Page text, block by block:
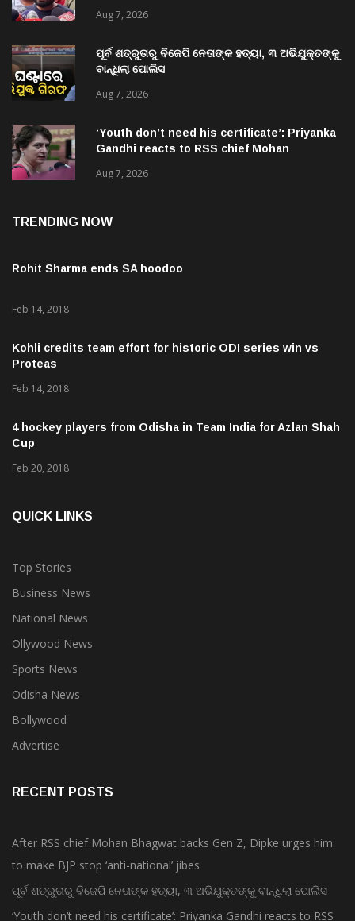
Aug 7, 2026
ପୂର୍ବ ଶତ୍ରୁତାରୁ ବିଜେପି ନେତାଙ୍କ ହତ୍ୟା, ୩ ଅଭିଯୁକ୍ତଙ୍କୁ
ବାନ୍ଧିଲା ପୋଲିସ
Aug 7, 2026
‘Youth don’t need his certificate’: Priyanka
Gandhi reacts to RSS chief Mohan
Aug 7, 2026
TRENDING NOW
Rohit Sharma ends SA hoodoo
Feb 14, 2018
Kohli credits team effort for historic ODI series win vs
Proteas
Feb 14, 2018
4 hockey players from Odisha in Team India for Azlan Shah
Cup
Feb 20, 2018
QUICK LINKS
Top Stories
Business News
National News
Ollywood News
Sports News
Odisha News
Bollywood
Advertise
RECENT POSTS
After RSS chief Mohan Bhagwat backs Gen Z, Dipke urges him
to make BJP stop ‘anti-national’ jibes
ପୂର୍ବ ଶତ୍ରୁତାରୁ ବିଜେପି ନେତାଙ୍କ ହତ୍ୟା, ୩ ଅଭିଯୁକ୍ତଙ୍କୁ ବାନ୍ଧିଲା ପୋଲିସ
‘Youth don’t need his certificate’: Priyanka Gandhi reacts to RSS